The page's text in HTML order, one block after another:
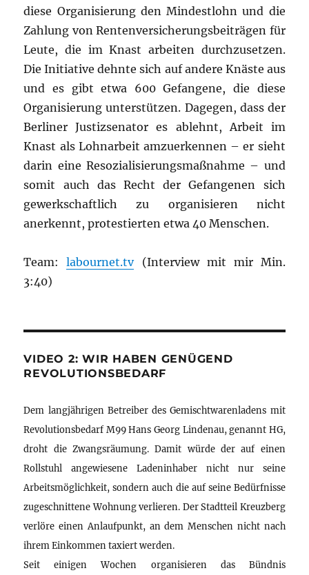
diese Organisierung den Mindestlohn und die
Zahlung von Rentenversicherungsbeiträgen für
Leute, die im Knast arbeiten durchzusetzen.
Die Initiative dehnte sich auf andere Knäste aus
und es gibt etwa 600 Gefangene, die diese
Organisierung unterstützen. Dagegen, dass der
Berliner Justizsenator es ablehnt, Arbeit im
Knast als Lohnarbeit amzuerkennen – er sieht
darin eine Resozialisierungsmaßnahme – und
somit auch das Recht der Gefangenen sich
gewerkschaftlich zu organisieren nicht
anerkennt, protestierten etwa 40 Menschen.
Team:labournet.tv(Interview mit mir Min.
3:40)
VIDEO 2: WIR HABEN GENÜGEND
REVOLUTIONSBEDARF
Dem langjährigen Betreiber des Gemischtwarenladens mit
Revolutionsbedarf M99 Hans Georg Lindenau, genannt HG,
droht die Zwangsräumung. Damit würde der auf einen
Rollstuhl angewiesene Ladeninhaber nicht nur seine
Arbeitsmöglichkeit, sondern auch die auf seine Bedürfnisse
zugeschnittene Wohnung verlieren. Der Stadtteil Kreuzberg
verlöre einen Anlaufpunkt, an dem Menschen nicht nach
ihrem Einkommen taxiert werden.
Seit einigen Wochen organisieren das Bündnis